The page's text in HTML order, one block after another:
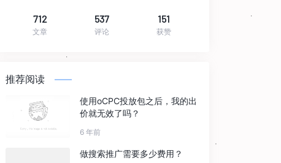
712
文章
537
评论
151
获赞
推荐阅读
使用oCPC投放包之后，我的出
价就无效了吗？
6 年前
做搜索推广需要多少费用？